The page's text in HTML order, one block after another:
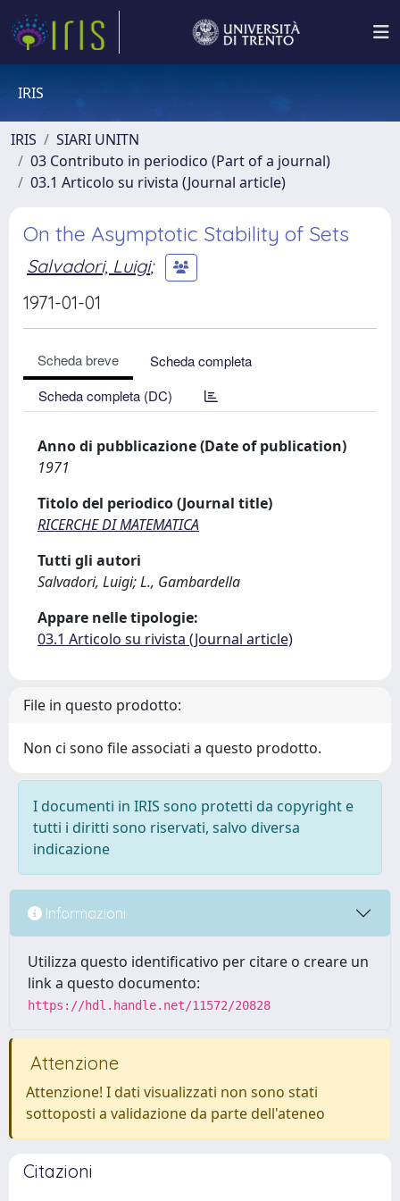
IRIS
IRIS
SIARI UNITN
03 Contributo in periodico (Part of a journal)
03.1 Articolo su rivista (Journal article)
On the Asymptotic Stability of Sets
Salvadori, Luigi;
1971-01-01
Scheda breve
Scheda completa
Scheda completa (DC)
Anno di pubblicazione (Date of publication)
1971
Titolo del periodico (Journal title)
RICERCHE DI MATEMATICA
Tutti gli autori
Salvadori, Luigi; L., Gambardella
Appare nelle tipologie:
03.1 Articolo su rivista (Journal article)
File in questo prodotto:
Non ci sono file associati a questo prodotto.
I documenti in IRIS sono protetti da copyright e
tutti i diritti sono riservati, salvo diversa
indicazione
Informazioni
Utilizza questo identificativo per citare o creare un
link a questo documento:
https://hdl.handle.net/11572/20828
Attenzione
Attenzione! I dati visualizzati non sono stati
sottoposti a validazione da parte dell'ateneo
Citazioni